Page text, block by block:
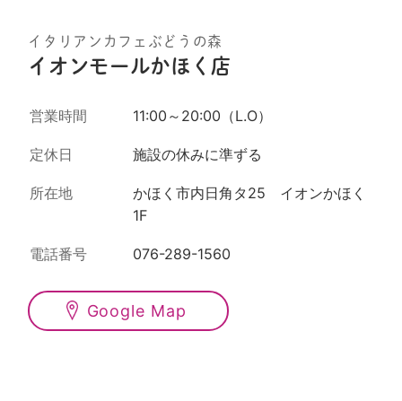
イタリアンカフェぶどうの森
イオンモールかほく店
営業時間 11:00～20:00（L.O）
定休日 施設の休みに準ずる
所在地
かほく市内日角タ25 イオンかほく
1F
電話番号 076-289-1560
Google Map